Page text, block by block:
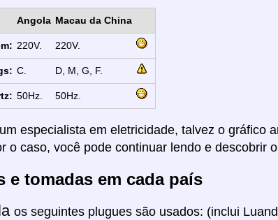
Angola Macau da China
220V. 220V.
C. D, M, G, F.
50Hz. 50Hz.
especialista em eletricidade, talvez o gráfico
o caso, você pode continuar lendo e descobrir
e tomadas em cada país
os seguintes plugues são usados: (inclui